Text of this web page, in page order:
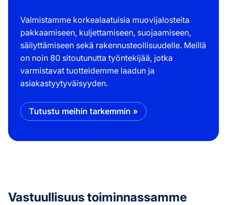
Valmistamme korkealaatuisia muovijalosteita
pakkaamiseen, kuljettamiseen, suojaamiseen,
säilyttämiseen sekä rakennusteollisuudelle. Meillä
on noin 80 sitoutunutta työntekijää, jotka
varmistavat tuotteidemme laadun ja
asiakastyytyväisyyden.
Tutustu meihin tarkemmin »
Vastuullisuus toiminnassamme